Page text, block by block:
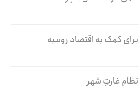
کمک به اقتصاد روسیه
غارتِ شهر